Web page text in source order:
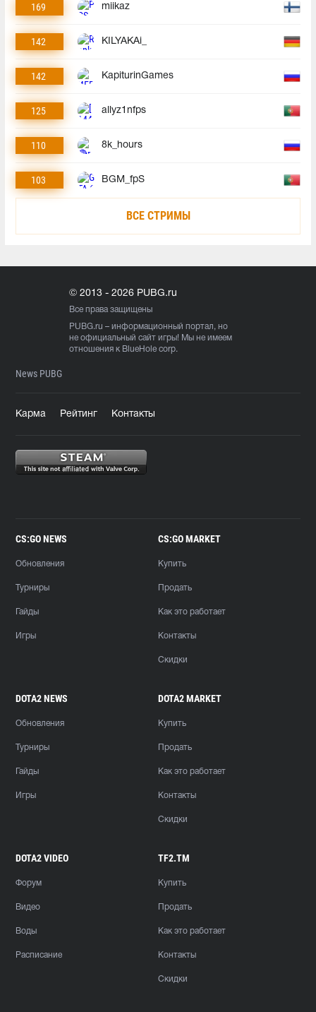
169 miikaz
142 KILYAKAi_
142 KapiturinGames
125 allyz1nfps
110 8k_hours
103 BGM_fpS
ВСЕ СТРИМЫ
© 2013 - 2026 PUBG.ru
Все права защищены
PUBG.ru – информационный портал, но
не официальный сайт игры! Мы не имеем
отношения к BlueHole corp.
News PUBG
Карма Рейтинг Контакты
CS:GO NEWS
Обновления
Турниры
Гайды
Игры
CS:GO MARKET
Купить
Продать
Как это работает
Контакты
Скидки
DOTA2 NEWS
Обновления
Турниры
Гайды
Игры
DOTA2 MARKET
Купить
Продать
Как это работает
Контакты
Скидки
DOTA2 VIDEO
Форум
Видео
Воды
Расписание
TF2.TM
Купить
Продать
Как это работает
Контакты
Скидки